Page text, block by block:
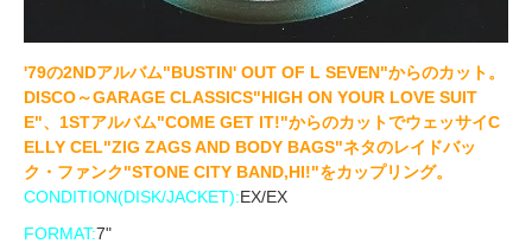
'79の2NDアルバム"BUSTIN' OUT OF L SEVEN"からのカット。
DISCO～GARAGE CLASSICS"HIGH ON YOUR LOVE SUIT
E"、1STアルバム"COME GET IT!"からのカットでウェッサイC
ELLY CEL"ZIG ZAGS AND BODY BAGS"ネタのレイドバッ
ク・ファンク"STONE CITY BAND,HI!"をカップリング。
CONDITION(DISK/JACKET):EX/EX
FORMAT:7"